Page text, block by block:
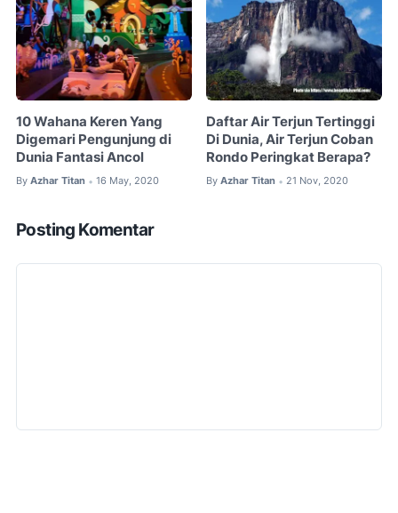
10 Wahana Keren Yang
Digemari Pengunjung di
Dunia Fantasi Ancol
By Azhar Titan • 16 May, 2020
Daftar Air Terjun Tertinggi
Di Dunia, Air Terjun Coban
Rondo Peringkat Berapa?
By Azhar Titan • 21 Nov, 2020
Posting Komentar